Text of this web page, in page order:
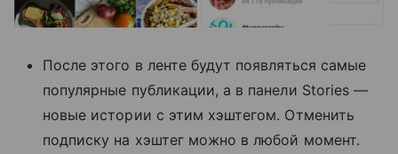
После этого в ленте будут появляться самые
популярные публикации, а в панели Stories —
новые истории с этим хэштегом. Отменить
подписку на хэштег можно в любой момент.